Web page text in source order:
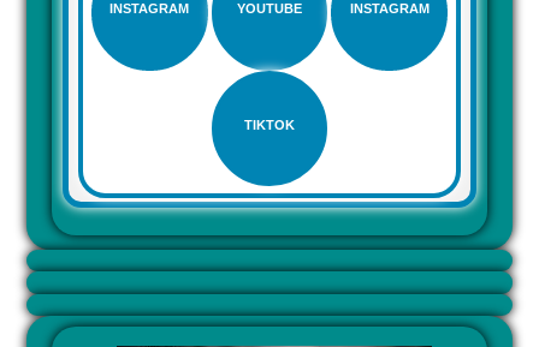
INSTAGRAM YOUTUBE INSTAGRAM
TIKTOK